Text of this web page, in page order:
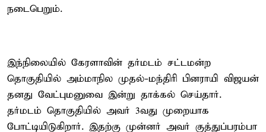
நடைபெறும்.
இந்நிலையில் கேரளாவின் தர்மடம் சட்டமன்ற
தொகுதியில் அம்மாநில முதல்-மந்திரி பினராயி விஜயன்
தனது வேட்புமனுவை இன்று தாக்கல் செய்தார்.
தர்மடம் தொகுதியில் அவர் 3வது முறையாக
போட்டியிடுகிறார். இதற்கு முன்னர் அவர் குத்துப்பரம்பா